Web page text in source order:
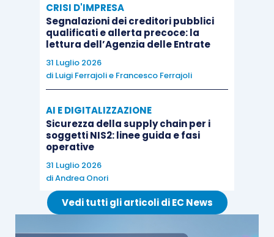
per valutare la commessa deve essere quanto
pattuito nel contratto.
Pertanto, solo proroghe legate a
sostanziali del contratto
(ci si accorda per
pattuita) sono idonee amodificare la
valutazione della commessa; al contrario,
esogeniquali alluvioni, scioperi, ritrovamento di
reperti archeologici,
rilevantia tal fine.
CRISI D'IMPRESA
Segnalazioni dei creditori pubblici
qualificati e allerta precoce: la
lettura dell’Agenzia delle Entrate
31 Luglio 2026
di Luigi Ferrajolie Francesco Ferrajoli
AI E DIGITALIZZAZIONE
Sicurezza della supply chain per i
soggetti NIS2: linee guida e fasi
operative
31 Luglio 2026
diAndrea Onori
Vedi tutti gli articoli di EC News